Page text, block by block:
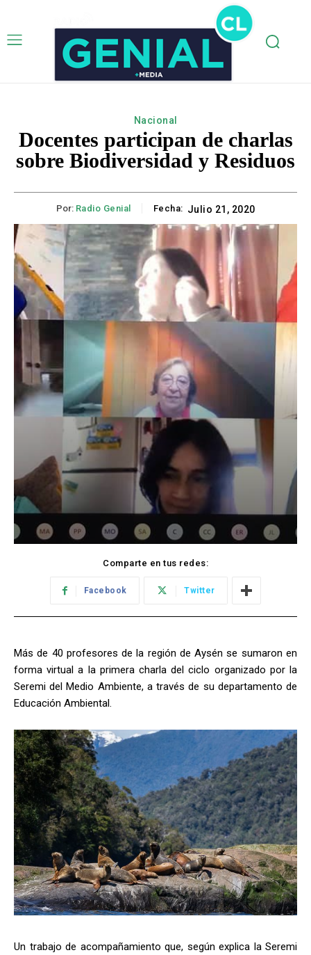
Nacional
Docentes participan de charlas
sobre Biodiversidad y Residuos
Por: Radio Genial Fecha: Julio 21, 2020
Comparte en tus redes:
Facebook Twitter
Más de 40 profesores de la región de Aysén se sumaron en
forma virtual a la primera charla del ciclo organizado por la
Seremi del Medio Ambiente, a través de su departamento de
Educación Ambiental.
Un trabajo de acompañamiento que, según explica la Seremi